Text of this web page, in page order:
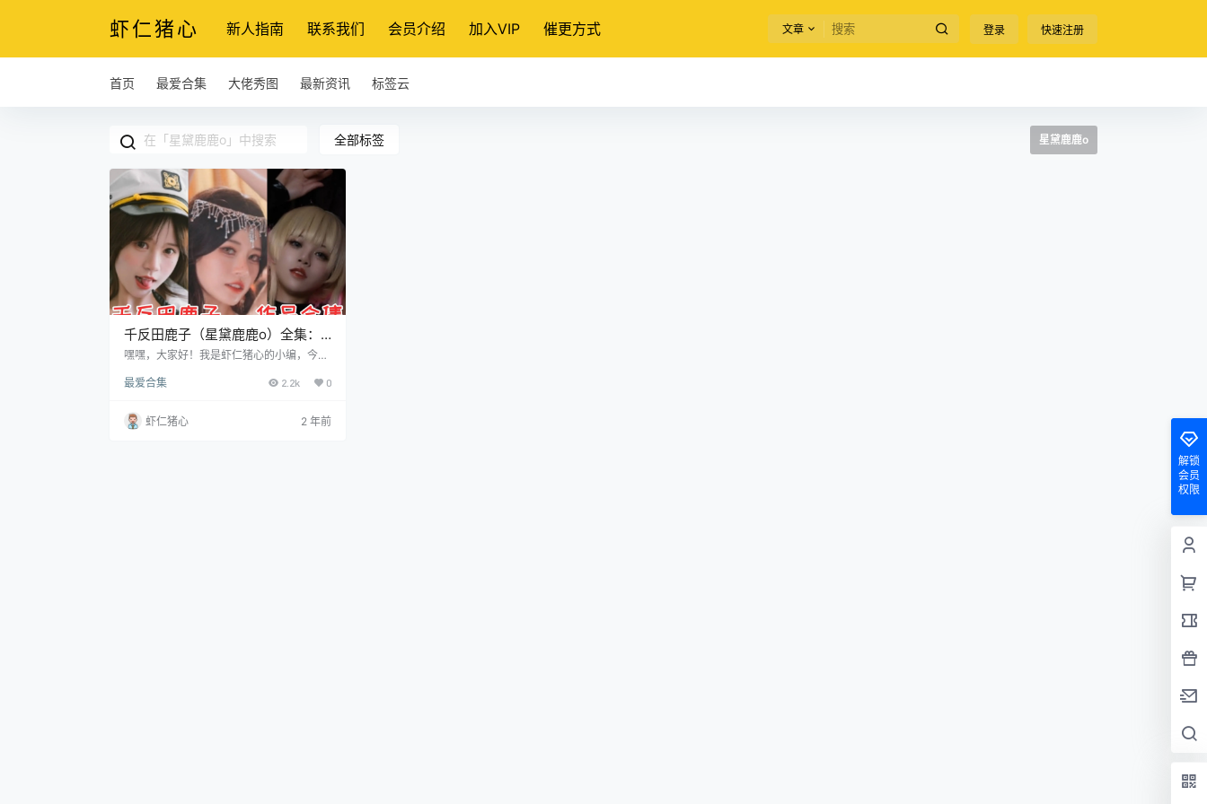
虾仁猪心 新人指南 联系我们 会员介绍 加入VIP 催更方式 文章 登录 快速注册
首页 最爱合集 大佬秀图 最新资讯 标签云
全部标签 星黛鹿鹿o
千反田鹿子（星黛鹿鹿o）全集：
COSPLAY界的可爱小太阳！
嘿嘿，大家好！我是虾仁猪心的小编，今天
千反田鹿子！也可以叫她星黛鹿鹿哦！鹿子
微博网红和动漫博主。她的生日是1998年6
月16日，所以她是双子座的哦！ 鹿子小姐
最爱合集 2.2k 0
虾仁猪心 2 年前
解锁
会员
权限